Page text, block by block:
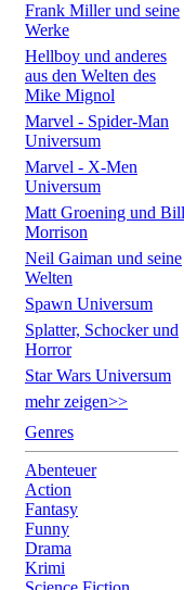
Frank Miller und seine
Werke
Hellboy und anderes
aus den Welten des
Mike Mignol
Marvel - Spider-Man
Universum
Marvel - X-Men
Universum
Matt Groening und Bill
Morrison
Neil Gaiman und seine
Welten
Spawn Universum
Splatter, Schocker und
Horror
Star Wars Universum
mehr zeigen>>
Genres
Abenteuer
Action
Fantasy
Funny
Drama
Krimi